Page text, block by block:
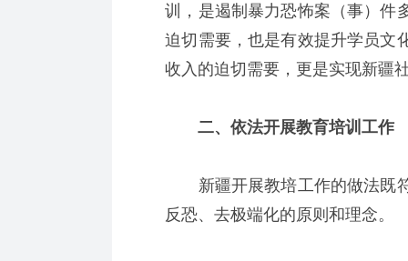
训，是遏制暴力恐怖案（事）件
迫切需要，也是有效提升学员文
收入的迫切需要，更是实现新疆
二、依法开展教育培训工作
新疆开展教培工作的做法既符
反恐、去极端化的原则和理念。